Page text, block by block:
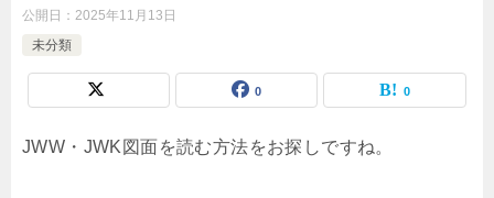
公開日： 2025年11月13日
未分類
0 0
JWW・JWK図面を読む方法をお探しですね。